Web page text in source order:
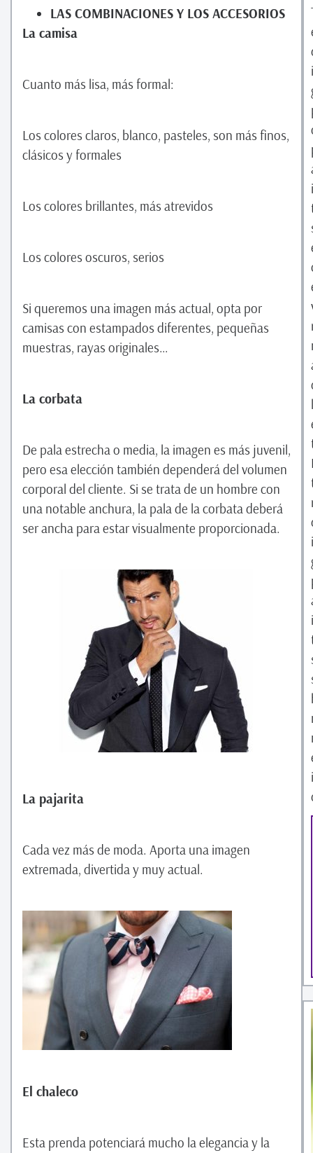
LAS COMBINACIONES Y LOS ACCESORIOS
La camisa
Cuanto más lisa, más formal:
Los colores claros, blanco, pasteles, son más finos,
clásicos y formales
Los colores brillantes, más atrevidos
Los colores oscuros, serios
Si queremos una imagen más actual, opta por
camisas con estampados diferentes, pequeñas
muestras, rayas originales…
La corbata
De pala estrecha o media, la imagen es más juvenil,
pero esa elección también dependerá del volumen
corporal del cliente. Si se trata de un hombre con
una notable anchura, la pala de la corbata deberá
ser ancha para estar visualmente proporcionada.
La pajarita
Cada vez más de moda. Aporta una imagen
extremada, divertida y muy actual.
El chaleco
Esta prenda potenciará mucho la elegancia y la